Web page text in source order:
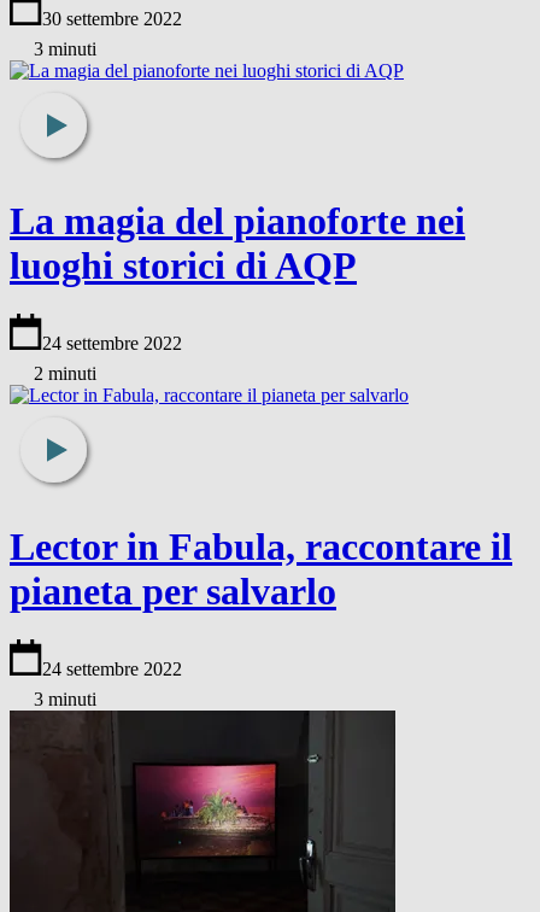
30 settembre 2022
3 minuti
La magia del pianoforte nei
luoghi storici di AQP
24 settembre 2022
2 minuti
Lector in Fabula, raccontare il
pianeta per salvarlo
24 settembre 2022
3 minuti